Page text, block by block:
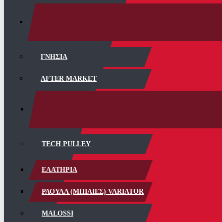
ΓΝΗΣΙΑ
AFTER MARKET
TECH PULLEY
ΕΛΑΤΗΡΙΑ
ΡΑΟΥΛΑ (ΜΠΙΛΙΕΣ) VARIATOR
MALOSSI